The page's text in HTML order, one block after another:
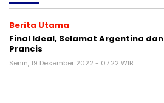
Berita Utama
Final Ideal, Selamat Argentina dan
Prancis
Senin, 19 Desember 2022 - 07:22 WIB